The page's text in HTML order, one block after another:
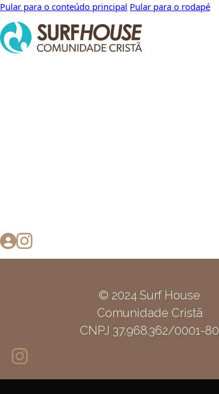
Pular para o conteúdo principal Pular para o rodapé
© 2024 Surf House
Comunidade Cristã
CNPJ 37.968.362/0001-80